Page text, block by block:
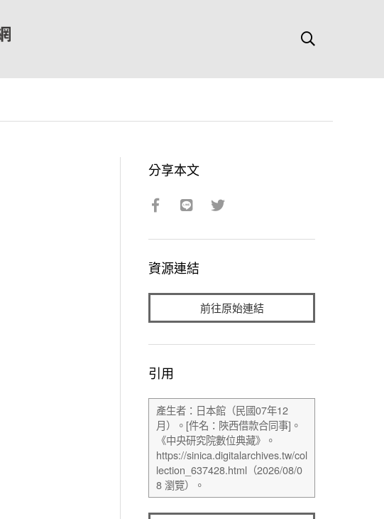
分享本文
資源連結
前往原始連結
引用